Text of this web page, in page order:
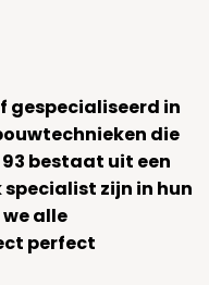
gespecialiseerd in
die
bestaat uit een
zijn in hun
alle
perfect